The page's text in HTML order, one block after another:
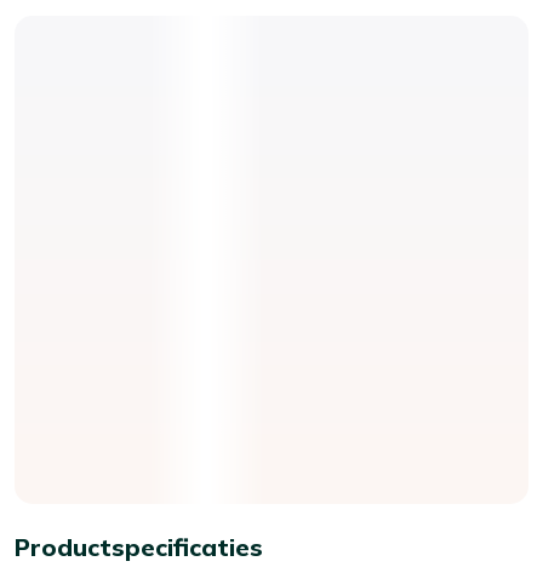
Productspecificaties